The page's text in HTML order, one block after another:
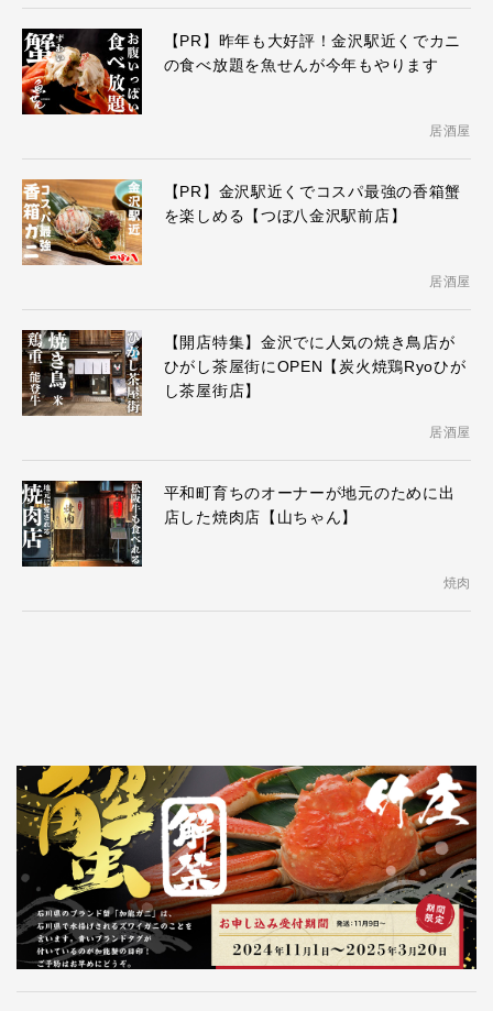
【PR】昨年も大好評！金沢駅近くでカニ
の食べ放題を魚せんが今年もやります
居酒屋
【PR】金沢駅近くでコスパ最強の香箱蟹
を楽しめる【つぼ八金沢駅前店】
居酒屋
【開店特集】金沢でに人気の焼き鳥店が
ひがし茶屋街にOPEN【炭火焼鶏Ryoひが
し茶屋街店】
居酒屋
平和町育ちのオーナーが地元のために出
店した焼肉店【山ちゃん】
焼肉